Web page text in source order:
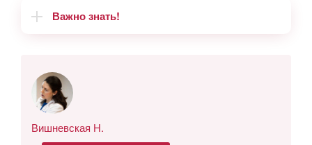
Важно знать!
Вишневская Н.